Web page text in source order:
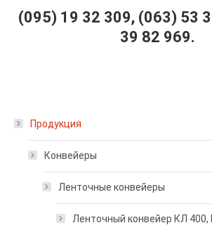
(095) 19 32 309, (063) 53
39 82 969.
Продукция
Конвейеры
Ленточные конвейеры
Ленточный конвейер КЛ 400,